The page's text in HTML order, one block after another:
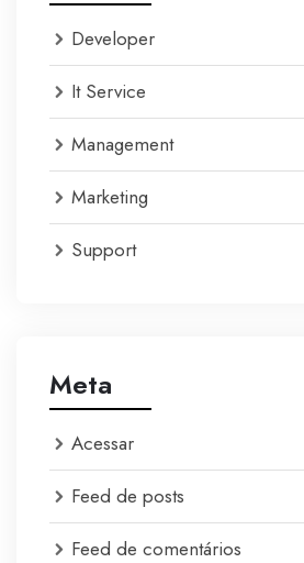
Developer
It Service
Management
Marketing
Support
Meta
Acessar
Feed de posts
Feed de comentários